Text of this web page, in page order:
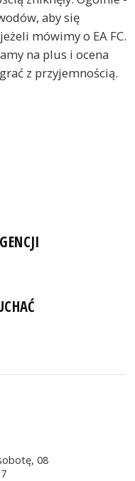
aby się
mówimy o EA FC.
na plus i ocena
z przyjemnością.
08